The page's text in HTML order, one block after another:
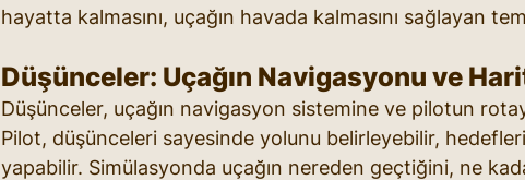
hayatta kalmasını, uçağın havada kalmasını sağlayan
Düşünceler: Uçağın Navigasyonu ve
Düşünceler, uçağın navigasyon sistemine ve pilotun
Pilot, düşünceleri sayesinde yolunu belirleyebilir,
yapabilir. Simülasyonda uçağın nereden geçtiğini, ne